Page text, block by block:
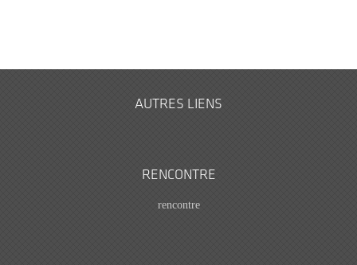
AUTRES LIENS
RENCONTRE
rencontre